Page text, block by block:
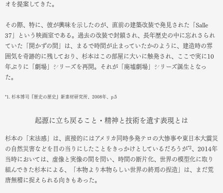
オを提案してきた。
その際、特に、彼が興味を示したのが、直前の建築改装で発見された「Salle
37」という映画室である。過去の改装で封鎖され、長年歴史の中に忘れさられ
ていた「開かずの間」は、まるで時間が止まっていたかのように、建造時の雰
囲気を奇跡的に残しており、杉本はこの部屋に大いに触発され、ここで実に10
年ぶりに「劇場」シリーズを再開。それが「廃墟劇場」シリーズ誕生となっ
た。
*1. 杉本博司『歴史の歴史』新素材研究所、2008年、p.5
起源に立ち戻ること・精神と技術を遺す表現とは
杉本の「末法感」は、直接的にはアメリカ同時多発テロの大惨事や東日本大震災
の自然災害などを目の当りにしたことをきっかけとしているだろうが*2
、2014年
当時においては、虚像と実像の間を問い、時間の断片化、世界の模型化に取り
組んできた杉本による、「本物より本物らしい世界の終焉の捏造」は、まだ荒
唐無稽に捉えられる向きもあった。